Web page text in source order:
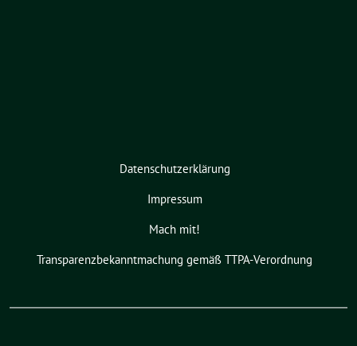
Datenschutzerklärung
Impressum
Mach mit!
Transparenzbekanntmachung gemäß TTPA-Verordnung